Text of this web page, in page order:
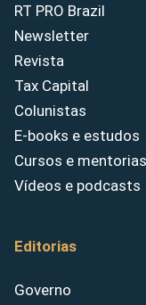
RT PRO Brazil
Newsletter
Revista
Tax Capital
Colunistas
E-books e estudos
Cursos e mentorias
Vídeos e podcasts
Editorias
Governo